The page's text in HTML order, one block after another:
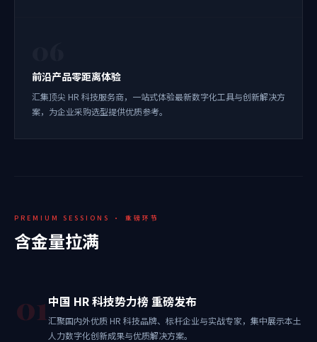
前沿产品零距离体验
汇集顶尖 HR 科技服务商，一站式体验最新数字化工具与创新解决方
案，为企业采购选型提供优质参考。
PREMIUM SESSIONS · 重磅环节
含金量拉满
01 中国 HR 科技势力榜 重磅发布
汇聚国内外优质 HR 科技品牌、标杆企业与实战专家，集中展示本土
人力数字化创新成果与优质解决方案。